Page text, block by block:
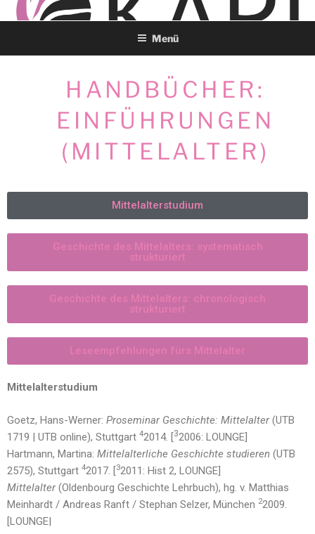
OKAPI LEHRPORTAL
GESCHICHTE
Menü
HANDBÜCHER:
EINFÜHRUNGEN
(MITTELALTER)
Mittelalterstudium
Geschichte des Mittelalters: systematisch
strukturiert
Geschichte des Mittelalters: chronologisch
strukturiert
Leseempfehlungen fürs Mittelalter
Mittelalterstudium
Goetz, Hans-Werner: Proseminar Geschichte: Mittelalter(UTB
1719 | UTB online), Stuttgart 42014. [32006: LOUNGE]
Hartmann, Martina: Mittelalterliche Geschichte studieren (UTB
2575), Stuttgart 42017. [32011: Hist 2, LOUNGE]
Mittelalter(Oldenbourg Geschichte Lehrbuch), hg. v. Matthias
Meinhardt / Andreas Ranft / Stephan Selzer, München 22009.
[LOUNGE|